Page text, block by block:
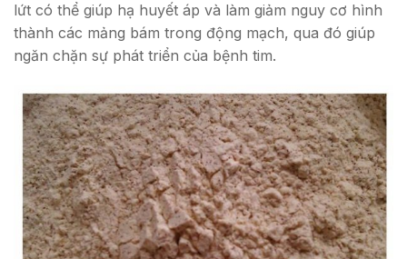
lứt có thể giúp hạ huyết áp và làm giảm nguy cơ hình
thành các mảng bám trong động mạch, qua đó giúp
ngăn chặn sự phát triển của bệnh tim.